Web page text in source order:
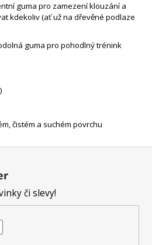
guma pro zamezení klouzání a
kdekoliv (ať už na dřevěné podlaze
guma pro pohodlný trénink
čistém a suchém povrchu
či slevy!